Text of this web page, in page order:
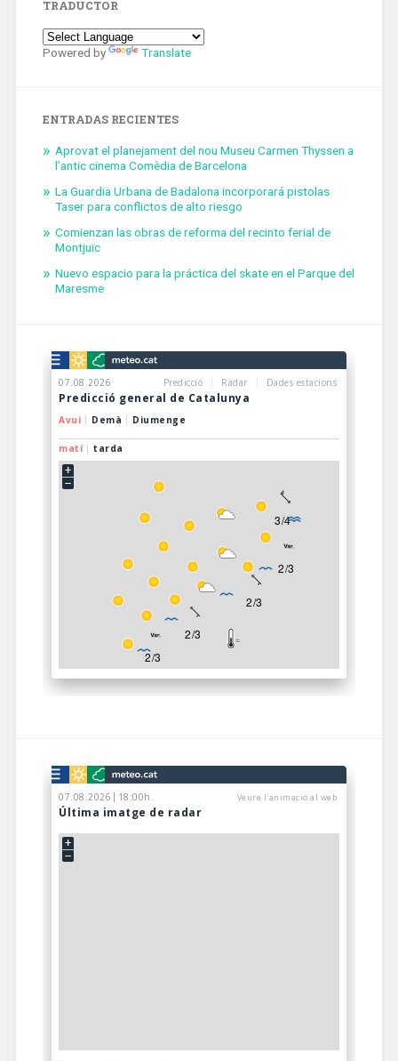
TRADUCTOR
Powered by Translate
ENTRADAS RECIENTES
Aprovat el planejament del nou Museu Carmen Thyssen a
l’antic cinema Comèdia de Barcelona
La Guardia Urbana de Badalona incorporará pistolas
Taser para conflictos de alto riesgo
Comienzan las obras de reforma del recinto ferial de
Montjuïc
Nuevo espacio para la práctica del skate en el Parque del
Maresme